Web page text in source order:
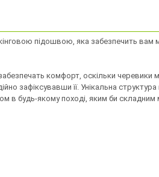
підошвою, яка забезпечить вам
комфорт, оскільки черевики
зафіксувавши її. Унікальна
в будь-якому поході, яким би